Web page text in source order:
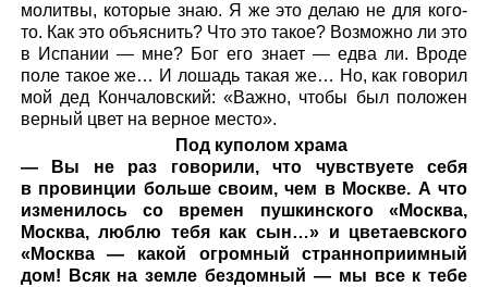
молитвы, которые знаю. Я же это делаю не для кого-
то. Как это объяснить? Что это такое? Возможно ли это
в Испании — мне? Бог его знает — едва ли. Вроде
поле такое же… И лошадь такая же… Но, как говорил
мой дед Кончаловский: «Важно, чтобы был положен
верный цвет на верное место».
Под куполом храма
— Вы не раз говорили, что чувствуете себя
в провинции больше своим, чем в Москве. А что
изменилось со времен пушкинского «Москва,
Москва, люблю тебя как сын…» и цветаевского
«Москва — какой огромный странноприимный
дом! Всяк на земле бездомный — мы все к тебе